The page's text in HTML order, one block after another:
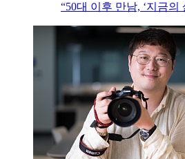
“50대 이후 만남, ‘지금의